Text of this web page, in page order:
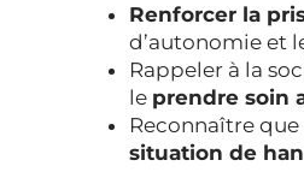
Renforcer la
d’autonomie et
Rappeler à la
le prendre soin
Reconnaître
situation de